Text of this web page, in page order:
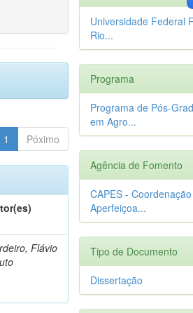
1 Póximo
Flávio
Universidade Federal
Rio...
Programa
Programa de Pós-
em Agro...
Agência de Fomento
CAPES -
Aperfeiçoa...
Tipo de Documento
Dissertação